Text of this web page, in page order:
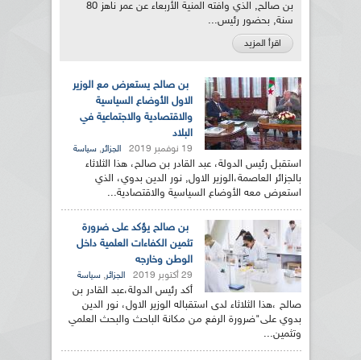
سنة, بحضور رئيس...
اقرأ المزيد
بن صالح يستعرض مع الوزير
الاول الأوضاع السياسية
والاقتصادية والاجتماعية في
البلاد
19 نوفمبر 2019 الجزائر, سياسة
استقبل رئيس الدولة، عبد القادر بن صالح، هذا الثلاثاء
بالجزائر العاصمة،الوزير الاول, نور الدين بدوي، الذي
استعرض معه الأوضاع السياسية والاقتصادية...
بن صالح يؤكد على ضرورة
تثمين الكفاءات العلمية داخل
الوطن وخارجه
29 أكتوبر 2019 الجزائر, سياسة
أكد رئيس الدولة،عبد القادر بن
صالح ،هذا الثلاثاء لدى استقباله الوزير الاول، نور الدين
بدوي على"ضرورة الرفع من مكانة الباحث والبحث العلمي
وتثمين...